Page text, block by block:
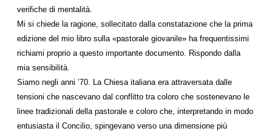
verifiche di mentalità.
Mi si chiede la ragione, sollecitato dalla constatazione che la prima
edizione del mio libro sulla «pastorale giovanile» ha frequentissimi
richiami proprio a questo importante documento. Rispondo dalla
mia sensibilità.
Siamo negli anni ’70. La Chiesa italiana era attraversata dalle
tensioni che nascevano dal conflitto tra coloro che sostenevano le
linee tradizionali della pastorale e coloro che, interpretando in modo
entusiasta il Concilio, spingevano verso una dimensione più